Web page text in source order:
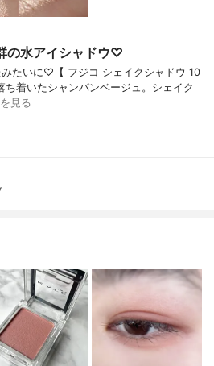
の水アイシャドウ♡
みたいに♡【 フジコ シェイクシャドウ 10
ち着いたシャンパンベージュ。シェイク
見る